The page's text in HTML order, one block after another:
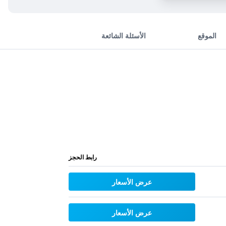
الموقع الأسئلة الشائعة
رابط الحجز
عرض الأسعار
عرض الأسعار